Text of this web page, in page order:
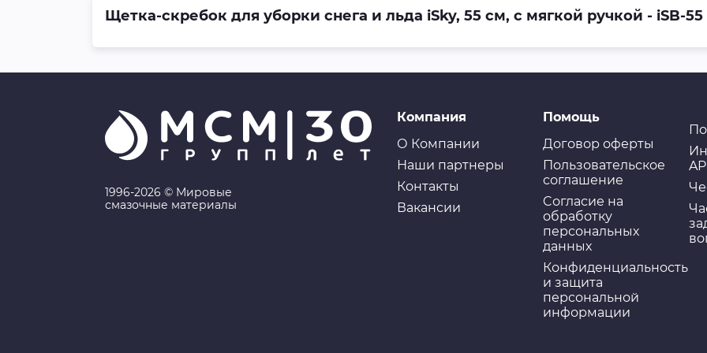
Щетка-скребок для уборки снега и льда iSky, 55 см, с мягкой ручкой - iSB-55
1996-2026 © Мировые
смазочные материалы
Компания
О Компании
Наши партнеры
Контакты
Вакансии
Помощь
Договор оферты
Пользовательское
соглашение
Cогласие на
обработку
персональных
данных
Конфиденциальность
и защита
персональной
информации